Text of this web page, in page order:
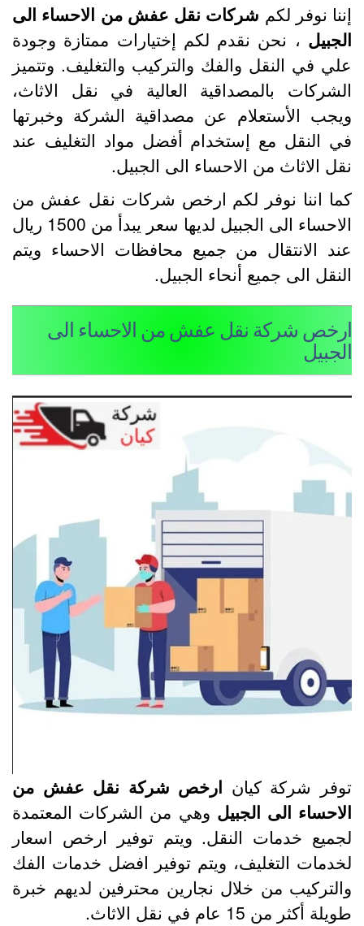
نوفر لكمشركات نقل عفش من الاحساء الى
، نحن نقدم لكم إختيارات ممتازة وجودة
في النقل والفك والتركيب والتغليف. وتتميز
بالمصداقية العالية في نقل الاثاث،
الأستعلام عن مصداقية الشركة وخبرتها
النقل مع إستخدام أفضل مواد التغليف عند
الاثاث من الاحساء الى الجبيل.
اننا نوفر لكم ارخص شركات نقل عفش من
الاحساء الى الجبيل لديها سعر يبدأ من 1500 ريال
الانتقال من جميع محافظات الاحساء ويتم
الى جميع أنحاء الجبيل.
شركة نقل عفش من الاحساء الى
شركة كيانارخص شركة نقل عفش من
الى الجبيلوهي من الشركات المعتمدة
خدمات النقل. ويتم توفير ارخص اسعار
التغليف، ويتم توفير افضل خدمات الفك
من خلال نجارين محترفين لديهم خبرة
أكثر من 15 عام في نقل الاثاث.